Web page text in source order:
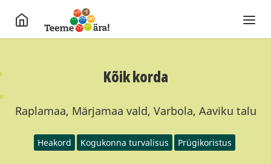
Kõik korda
Raplamaa, Märjamaa vald, Varbola, Aaviku talu
Heakord Kogukonna turvalisus Prügikoristus